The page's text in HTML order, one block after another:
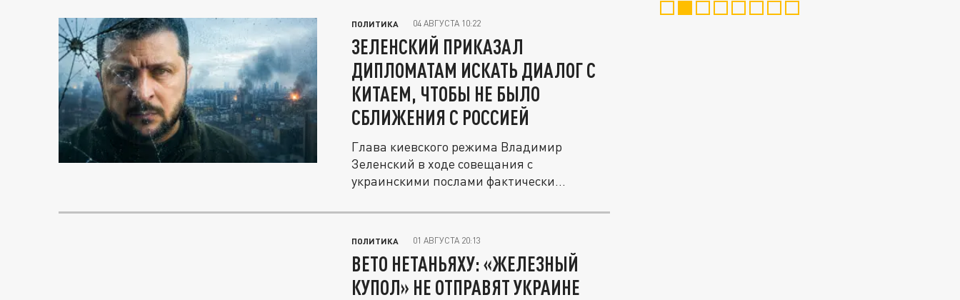
ПОЛИТИКА 04 АВГУСТА 10:22
ЗЕЛЕНСКИЙ ПРИКАЗАЛ
ДИПЛОМАТАМ ИСКАТЬ ДИАЛОГ С
КИТАЕМ, ЧТОБЫ НЕ БЫЛО
СБЛИЖЕНИЯ С РОССИЕЙ
Глава киевского режима Владимир
Зеленский в ходе совещания с
украинскими послами фактически
ПОЛИТИКА 01 АВГУСТА 20:13
ВЕТО НЕТАНЬЯХУ: «ЖЕЛЕЗНЫЙ
КУПОЛ» НЕ ОТПРАВЯТ УКРАИНЕ